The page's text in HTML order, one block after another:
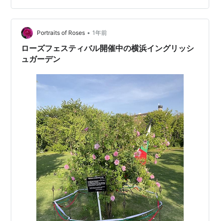
たりした記憶がわずかに残っています。 とりあえず６月
６日の朝、スタラ・ザゴラのバスステーションからバス
に乗りカザンラクに行ってみました。 バス代は1人
5BGN、合わせて10BGN（860円）でした。 カザンラク
市内の中心地で途中下車する客に混ざ…
Portraits of Roses • 1年前
ローズフェスティバル開催中の横浜イングリッシ
ュガーデン